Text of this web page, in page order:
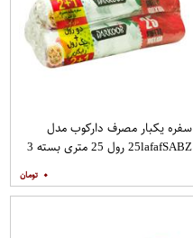
سفره یکبار مصرف دارکوب مدل
25lafafSABZ رول 25 متری بسته 3
۰